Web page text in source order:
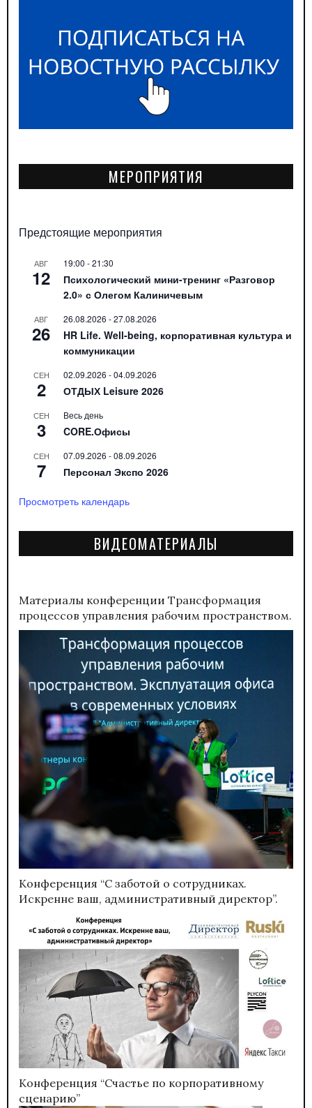
МЕРОПРИЯТИЯ
Предстоящие мероприятия
АВГ
12
19:00 -21:30
Психологический мини-тренинг «Разговор
2.0» с Олегом Калиничевым
АВГ
26
26.08.2026 -27.08.2026
HR Life. Well-being, корпоративная культура и
коммуникации
СЕН
2
02.09.2026 -04.09.2026
ОТДЫХ Leisure 2026
СЕН
3
Весь день
CORE.Офисы
СЕН
7
07.09.2026 -08.09.2026
Персонал Экспо 2026
Просмотреть календарь
ВИДЕОМАТЕРИАЛЫ
Материалы конференции Трансформация
процессов управления рабочим пространством.
Конференция “С заботой о сотрудниках.
Искренне ваш, административный директор”.
Конференция “Счастье по корпоративному
сценарию”